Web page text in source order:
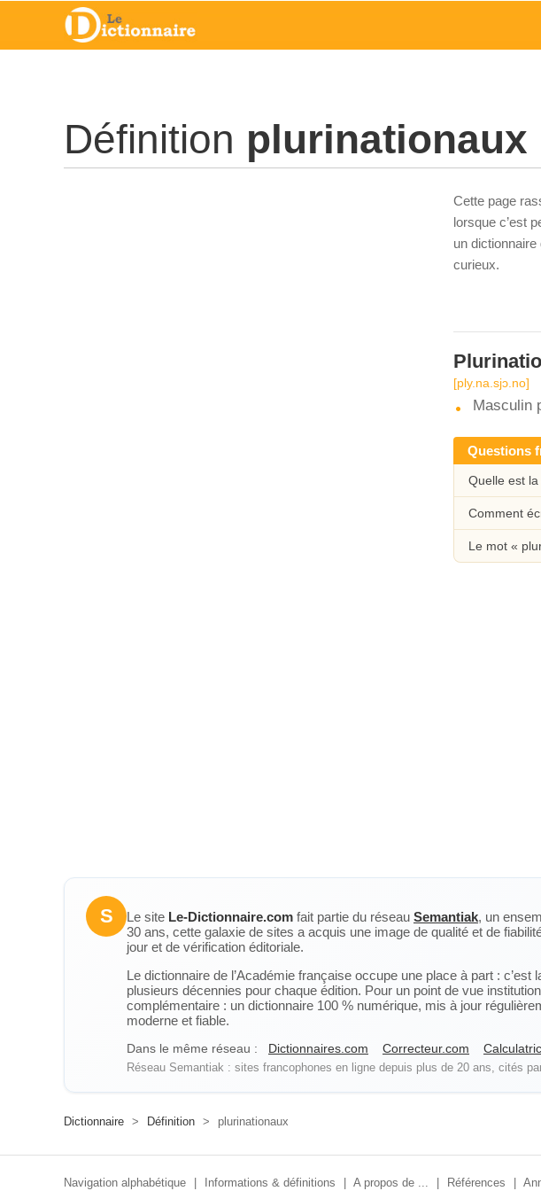
Définition plurinationaux
Cette page
lorsque c’est
un
curieux.
[ply.na.sjɔ.no]
Masculin
Questions
Quelle est
Comment
Le mot «
S Le site Le-Dictionnaire.com fait partie du réseau Semantiak, un
30 ans, cette galaxie de sites a acquis une image de qualité et de
jour et de vérification éditoriale.
Le dictionnaire de l’Académie française occupe une place à part :
plusieurs décennies pour chaque édition. Pour un point de vue
complémentaire : un dictionnaire 100 % numérique, mis à jour
moderne et fiable.
Dans le même réseau : Dictionnaires.com Correcteur.com
Réseau Semantiak : sites francophones en ligne depuis plus de 20 ans, cités
Dictionnaire > Définition > plurinationaux
Navigation alphabétique Informations & définitions A propos de ... Références